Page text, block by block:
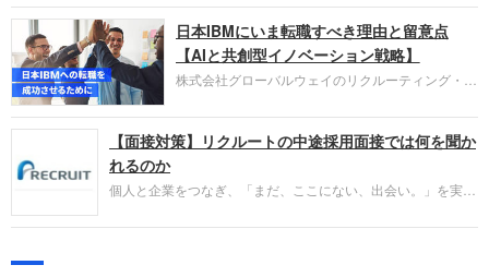
圧倒的な存在感を持つAmazon。中途採用面接では
過去の具体的な業務成果やリーダーシップの発揮、
失敗からの学びが重視され、人間性やカルチャーフ
ィットも評価対象となり、長期的に成長できる仲間
であるかを多角的に審査されます。
日本IBMにいま転職すべき理由と留意点
【AIと共創型イノベーション戦略】
株式会社グローバルウェイのリクルーティング・パ
パーソンが利用する企業口コミサイト「キャリコ
ネ」の転職エージェントがお勧めするイチオシ企業
IBMです。採用面接対策の企業研究にご活用くださ
い。
【面接対策】リクルートの中途採用面接では何を聞か
れるのか
個人と企業をつなぎ、「まだ、ここにない、出会い。」を実現
やこれまでの成果を具体的に問われるほか、「人間性」も評価